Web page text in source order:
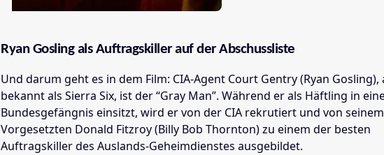
Ryan Gosling als Auftragskiller auf der Abschussliste
Und darum geht es in dem Film: CIA-Agent Court Gentry (Ryan Gosling),
bekannt als Sierra Six, ist der “Gray Man”. Während er als Häftling in
Bundesgefängnis einsitzt, wird er von der CIA rekrutiert und von
Vorgesetzten Donald Fitzroy (Billy Bob Thornton) zu einem der besten
Auftragskiller des Auslands-Geheimdienstes ausgebildet.